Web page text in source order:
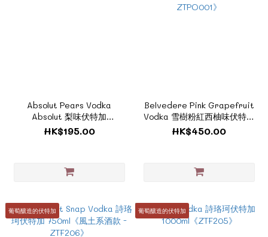
Absolut Pears Vodka
Absolut 梨味伏特加
《ZSE006》
HK$195.00
Belvedere Pink Grapefruit
Vodka 雪樹粉紅西柚味伏特加
1000ml《風土系酒款 -
ZTPO001》
HK$450.00
葡萄釀造的伏特加 葡萄釀造的伏特加